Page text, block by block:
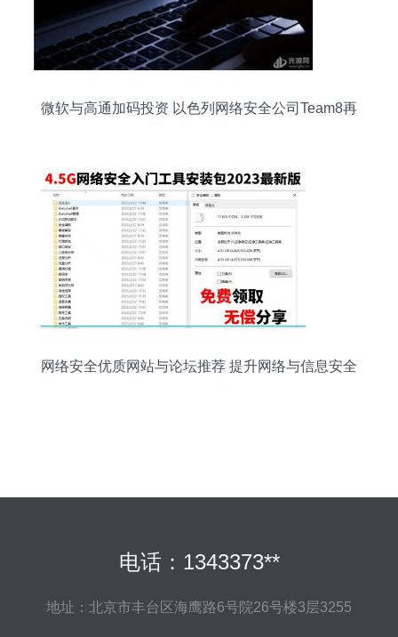
微软与高通加码投资 以色列网络安全公司Team8再
网络安全优质网站与论坛推荐 提升网络与信息安全
电话：1343373**
地址：北京市丰台区海鹰路6号院26号楼3层3255